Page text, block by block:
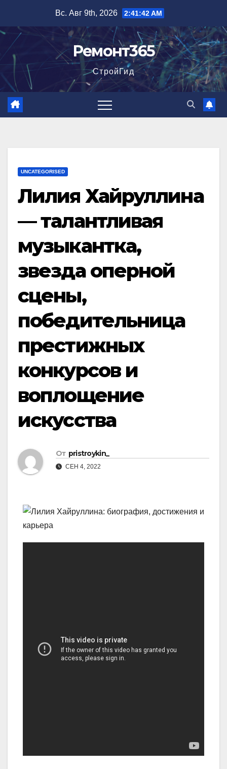
содержимому
Вс. Авг 9th, 2026 2:41:43 AM
Ремонт365
СтройГид
UNCATEGORISED
Лилия Хайруллина
— талантливая
музыкантка,
звезда оперной
сцены,
победительница
престижных
конкурсов и
воплощение
искусства
От pristroykin_
СЕН 4, 2022